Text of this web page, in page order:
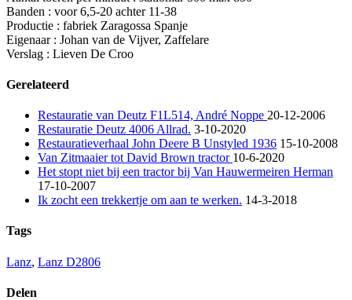
Banden : voor 6,5-20 achter 11-38
Productie : fabriek Zaragossa Spanje
Eigenaar : Johan van de Vijver, Zaffelare
Verslag : Lieven De Croo
Gerelateerd
Restauratie van Deutz F1L514, André Noppe 20-12-2006
Restauratie Deutz 4006 Allrad. 3-10-2020
Restauratieverhaal John Deere B Unstyled 1936 15-10-2008
Van Zitmaaier tot David Brown tractor 10-6-2020
Het stopt niet bij een tractor bij Van Hauwermeiren Herman
17-10-2007
Ik zocht een trekkertje om aan te werken. 14-3-2018
Tags
Lanz, Lanz D2806
Delen